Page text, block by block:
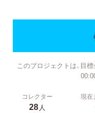
このプロジェクトは、目
コレクター
28人
現在